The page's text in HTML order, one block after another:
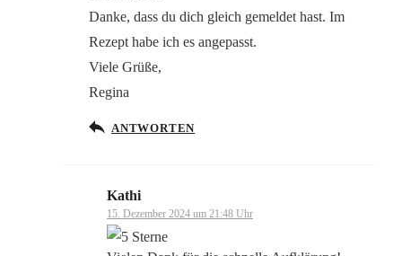
Danke, dass du dich gleich gemeldet hast. Im
Rezept habe ich es angepasst.
Viele Grüße,
Regina
ANTWORTEN
Kathi
15. Dezember 2024 um 21:48 Uhr